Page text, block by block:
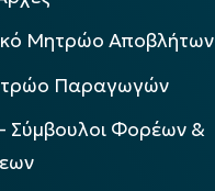
Μητρώο Αποβλήτων
Παραγωγών
Σύμβουλοι Φορέων &